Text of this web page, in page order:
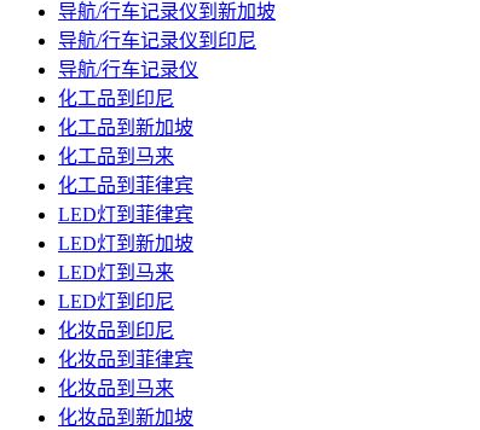
导航/行车记录仪到新加坡
导航/行车记录仪到印尼
导航/行车记录仪
化工品到印尼
化工品到新加坡
化工品到马来
化工品到菲律宾
LED灯到菲律宾
LED灯到新加坡
LED灯到马来
LED灯到印尼
化妆品到印尼
化妆品到菲律宾
化妆品到马来
化妆品到新加坡